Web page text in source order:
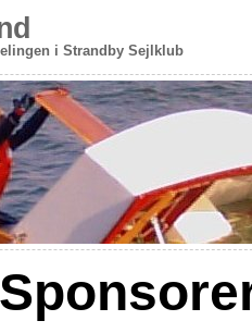
i Strandby Sejlklub